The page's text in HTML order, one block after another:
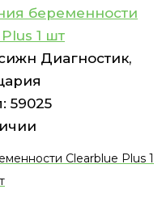
беременности
1 шт
Диагностик,
59025
Clearblue Plus 1